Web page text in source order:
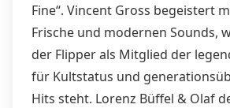
Fine“. Vincent Gross begeistert
Frische und modernen Sounds,
der Flipper als Mitglied der
für Kultstatus und
Hits steht. Lorenz Büffel & Olaf